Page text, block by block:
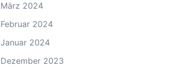
März 2024
Februar 2024
Januar 2024
Dezember 2023